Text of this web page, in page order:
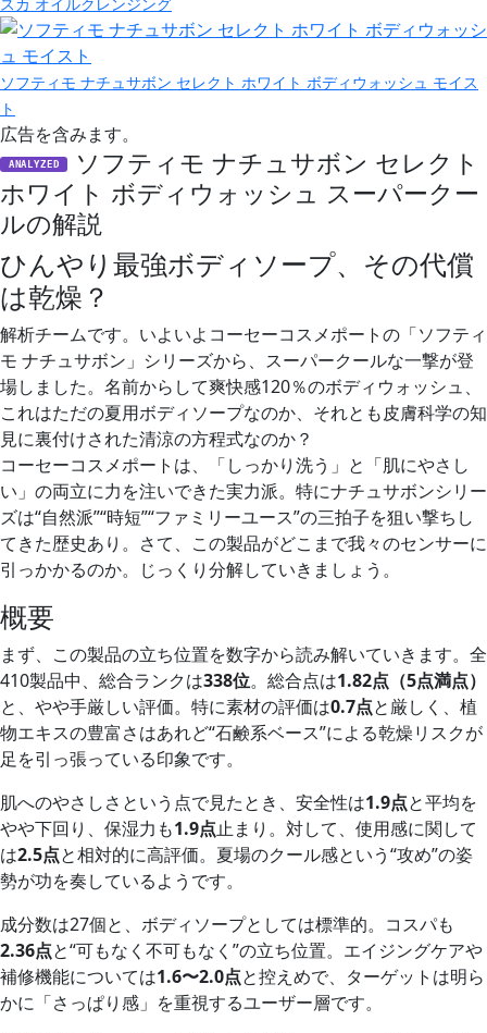
スカ オイルクレンジング
ソフティモ ナチュサボン セレクト ホワイト ボディウォッシュ モイス
ト
広告を含みます。
ANALYZED
ソフティモ ナチュサボン セレクト
ホワイト ボディウォッシュ スーパークー
ルの解説
ひんやり最強ボディソープ、その代償
は乾燥？
解析チームです。いよいよコーセーコスメポートの「ソフティ
モ ナチュサボン」シリーズから、スーパークールな一撃が登
場しました。名前からして爽快感120％のボディウォッシュ、
これはただの夏用ボディソープなのか、それとも皮膚科学の知
見に裏付けされた清涼の方程式なのか？
コーセーコスメポートは、「しっかり洗う」と「肌にやさし
い」の両立に力を注いできた実力派。特にナチュサボンシリー
ズは“自然派”“時短”“ファミリーユース”の三拍子を狙い撃ちし
てきた歴史あり。さて、この製品がどこまで我々のセンサーに
引っかかるのか。じっくり分解していきましょう。
概要
まず、この製品の立ち位置を数字から読み解いていきます。全
410製品中、総合ランクは338位。総合点は1.82点（5点満点）
と、やや手厳しい評価。特に素材の評価は0.7点と厳しく、植
物エキスの豊富さはあれど“石鹸系ベース”による乾燥リスクが
足を引っ張っている印象です。
肌へのやさしさという点で見たとき、安全性は1.9点と平均を
やや下回り、保湿力も1.9点止まり。対して、使用感に関して
は2.5点と相対的に高評価。夏場のクール感という“攻め”の姿
勢が功を奏しているようです。
成分数は27個と、ボディソープとしては標準的。コスパも
2.36点と“可もなく不可もなく”の立ち位置。エイジングケアや
補修機能については1.6〜2.0点と控えめで、ターゲットは明ら
かに「さっぱり感」を重視するユーザー層です。